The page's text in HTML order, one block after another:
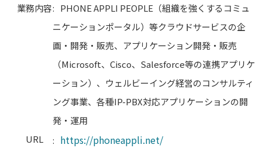
業務内容: PHONE APPLI PEOPLE（組織を強くするコミュ
ニケーションポータル）等クラウドサービスの企
画・開発・販売、アプリケーション開発・販売
（Microsoft、Cisco、Salesforce等の連携アプリケ
ーション）、ウェルビーイング経営のコンサルティ
ング事業、各種IP-PBX対応アプリケーションの開
発・運用
URL
: https://phoneappli.net/